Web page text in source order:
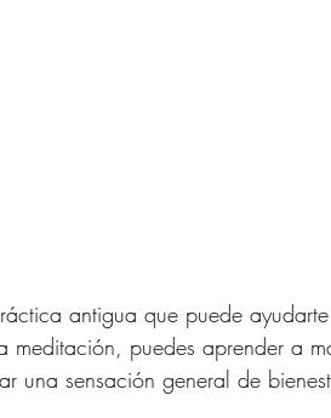
antigua que puede
meditación, puedes aprender a
una sensación general de